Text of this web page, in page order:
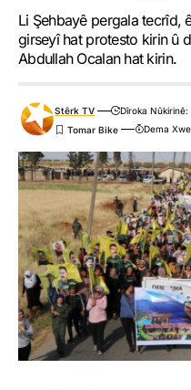
Li Şehbayê pergala tecrîd,
girseyî hat protesto kirin û
Abdullah Ocalan hat kirin.
Stêrk TV
Dîroka
Dema